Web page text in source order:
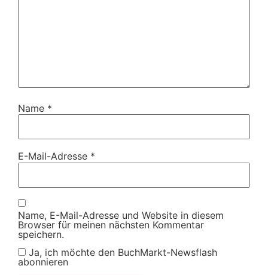
Name *
E-Mail-Adresse *
Name, E-Mail-Adresse und Website in diesem
Browser für meinen nächsten Kommentar
speichern.
Ja, ich möchte den BuchMarkt-Newsflash
abonnieren